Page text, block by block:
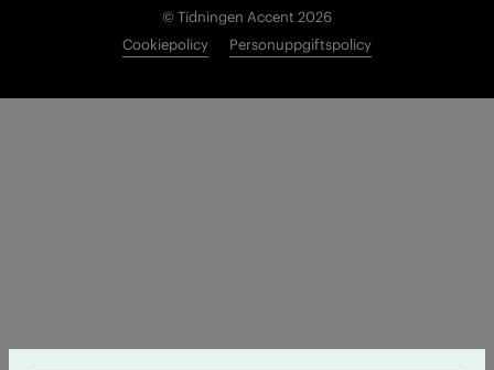
© Tidningen Accent 2026
Cookiepolicy
Personuppgiftspolicy